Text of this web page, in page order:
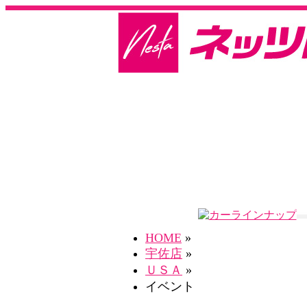
HOME »
宇佐店 »
ＵＳＡ »
イベント